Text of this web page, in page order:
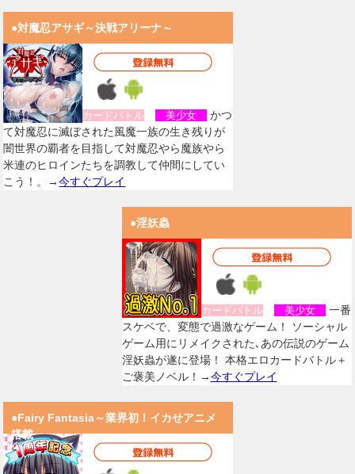
●対魔忍アサギ～決戦アリーナ～
カードバトル 美少女
かつ
て対魔忍に滅ぼされた風魔一族の生き残りが
闇世界の覇者を目指して対魔忍やら魔族やら
米連のヒロインたちを調教して仲間にしてい
こう！。→今すぐプレイ
●淫妖蟲
カードバトル 美少女
一番
スケベで、変態で過激なゲーム！ ソーシャル
ゲーム用にリメイクされた､あの伝説のゲーム
淫妖蟲が遂に登場！ 本格エロカードバトル＋
ご褒美ノベル！→今すぐプレイ
●Fairy Fantasia～業界初！イカせアニメ
搭載